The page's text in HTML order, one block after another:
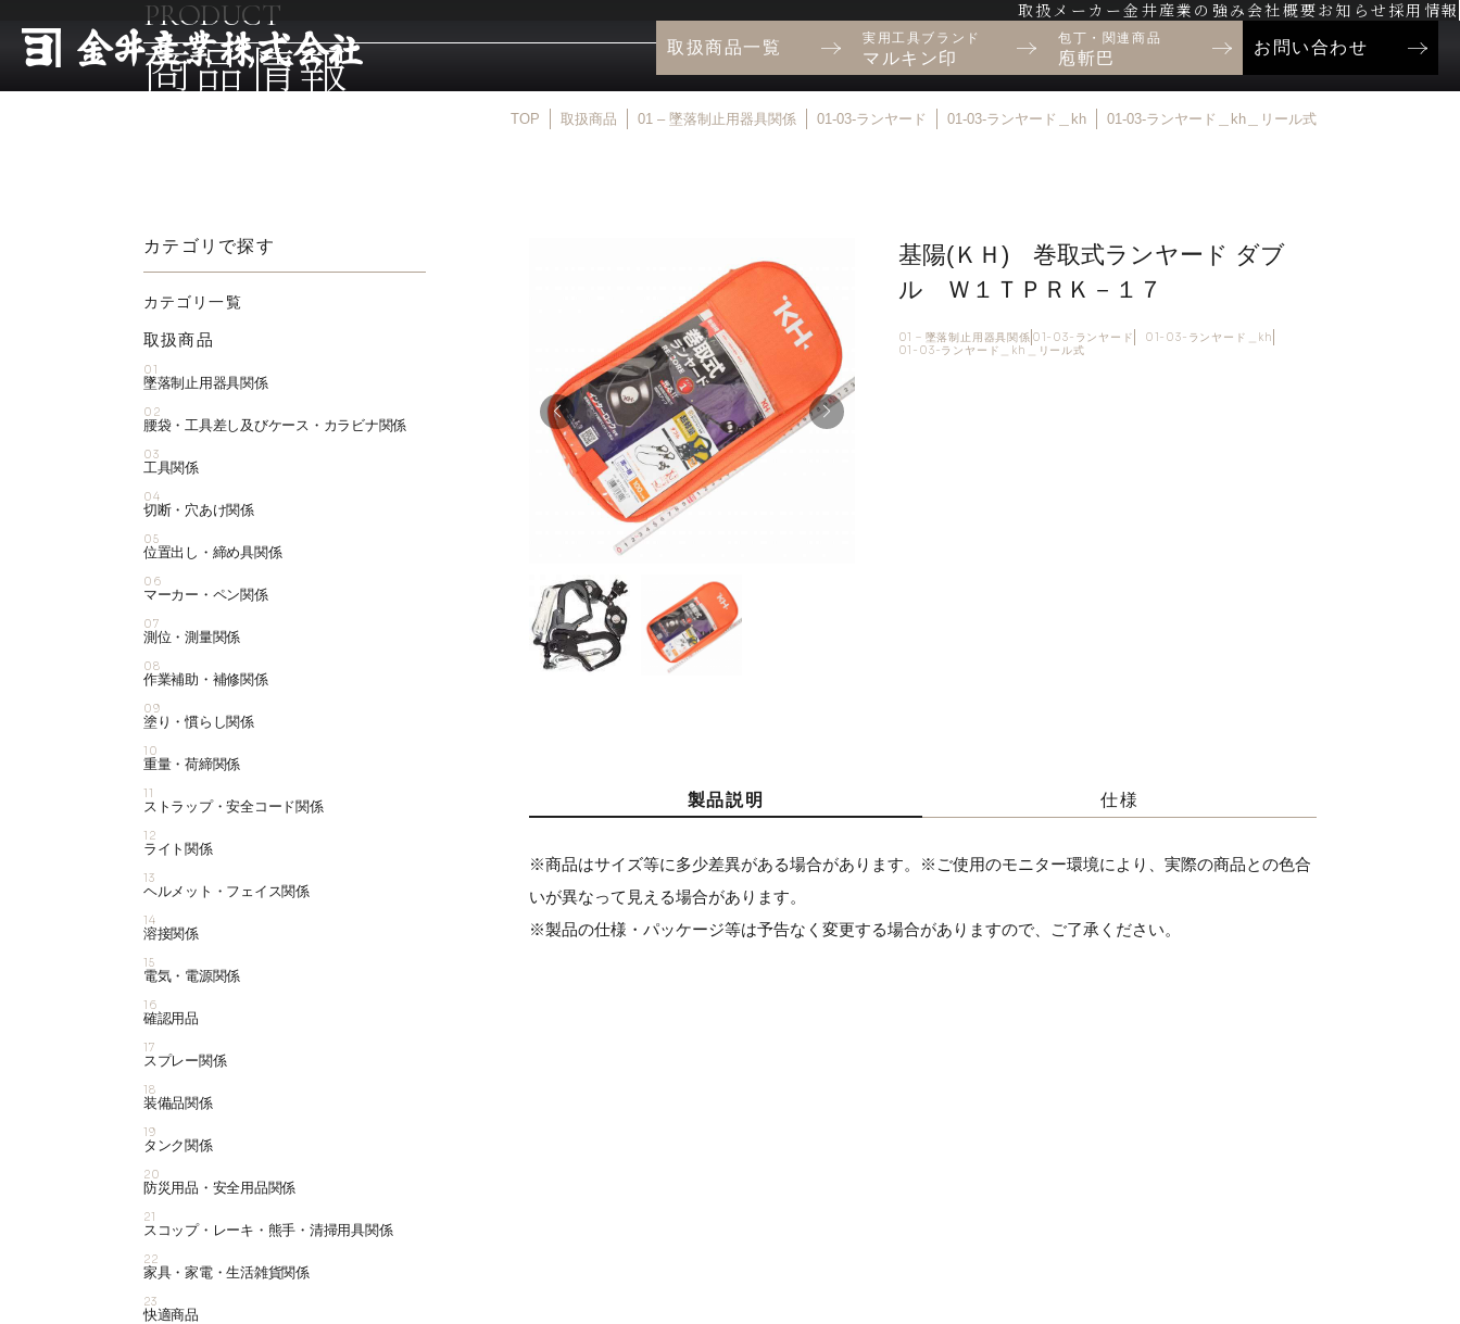
取扱メーカー金井産業の強み 会社概要お知らせ 採用情報
取扱商品一覧 実用工具ブランド
マルキン印
包丁・関連商品
庖斬巴
お問い合わせ
PRODUCT
商品情報
TOP 取扱商品 01 – 墜落制止用器具関係 01-03-ランヤード 01-03-ランヤード＿kh 01-03-ランヤード＿kh＿リール式
基陽(ＫＨ) 巻取式ランヤード ダブ
ル Ｗ１ＴＰＲＫ－１７
01 – 墜落制止用器具関係 01-03-ランヤード
01-03-ランヤード＿kh
01-03-ランヤード＿kh＿リール式
製品説明 仕様
※商品はサイズ等に多少差異がある場合があります。※ご使用のモニター環境により、実際の商品との色合
いが異なって見える場合があります。
※製品の仕様・パッケージ等は予告なく変更する場合がありますので、ご了承ください。
カテゴリで探す
カテゴリ一覧
取扱商品
01
墜落制止用器具関係
02
腰袋・工具差し及びケース・カラビナ関係
03
工具関係
04
切断・穴あけ関係
05
位置出し・締め具関係
06
マーカー・ペン関係
07
測位・測量関係
08
作業補助・補修関係
09
塗り・慣らし関係
10
重量・荷締関係
11
ストラップ・安全コード関係
12
ライト関係
13
ヘルメット・フェイス関係
14
溶接関係
15
電気・電源関係
16
確認用品
17
スプレー関係
18
装備品関係
19
タンク関係
20
防災用品・安全用品関係
21
スコップ・レーキ・熊手・清掃用具関係
22
家具・家電・生活雑貨関係
23
快適商品